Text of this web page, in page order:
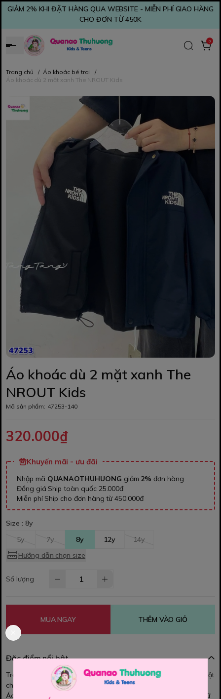
GIẢM 2% KHI ĐẶT HÀNG QUA WEBSITE - MIỄN PHÍ GIAO HÀNG
CHO ĐƠN TỪ 450K
0
Trang chủ / Áo khoác bé trai
/
Áo khoác dù 2 mặt xanh The NROUT Kids
Áo khoác dù 2 mặt xanh The
NROUT Kids
Mã sản phẩm: 47253-140
320.000₫
Khuyến mãi - ưu đãi
Nhập mã QUANAOTHUHUONG giảm 2% đơn hàng
Đồng giá Ship toàn quốc 25.000đ
Miễn phí Ship cho đơn hàng từ 450.000đ
Size : 8y
5y
7y 8y 12y
14y
Hướng dẫn chọn size
Số lượng
MUA NGAY THÊM VÀO GIỎ
Đặc điểm nổi bật
Trời bắt đầu se lạnh rồi 🍂, các mẹ đừng quên chuẩn bị cho bé một
chiếc siêu ngầu này nha
Áo khoác dù mặc được 2 mặt XANH ĐEN & ĐEN, áo dày dặn giữ